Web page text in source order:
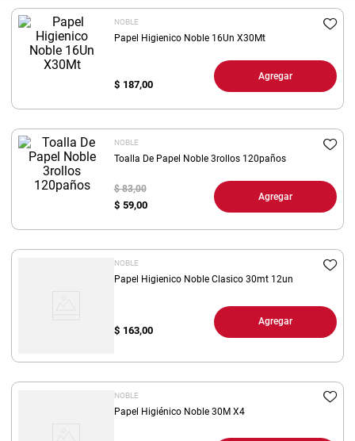
NOBLE
Papel Higienico Noble 16Un X30Mt
$ 187,00
Agregar
NOBLE
Toalla De Papel Noble 3rollos 120paños
$ 59,00
$ 83,00
Agregar
NOBLE
Papel Higienico Noble Clasico 30mt 12un
$ 163,00
Agregar
NOBLE
Papel Higiénico Noble 30M X4
4. queso
5. pollo
. bondiola
. fideos